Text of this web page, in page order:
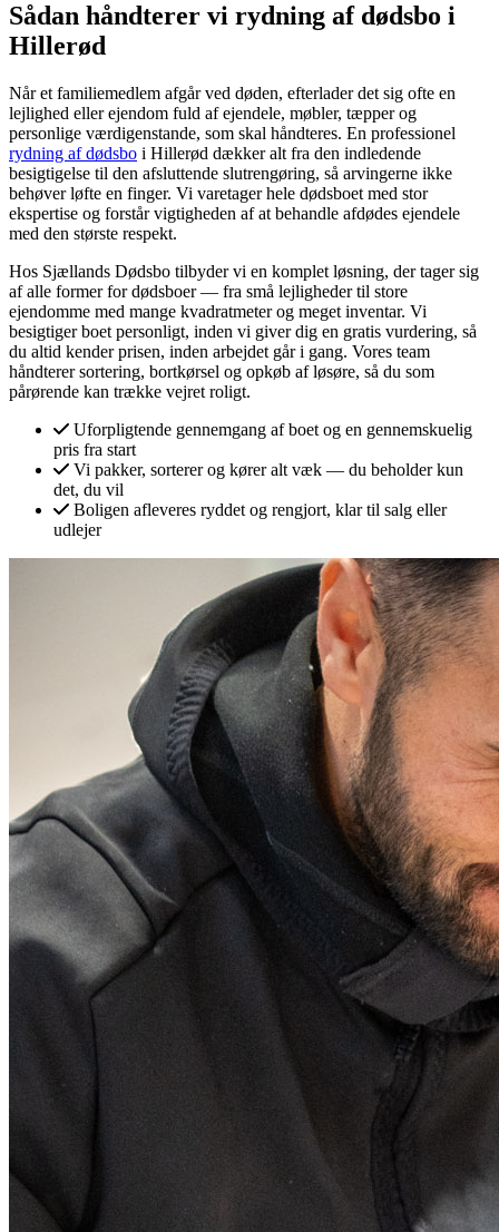
Sådan håndterer vi rydning af dødsbo i
Hillerød
Når et familiemedlem afgår ved døden, efterlader det sig ofte en
lejlighed eller ejendom fuld af ejendele, møbler, tæpper og
personlige værdigenstande, som skal håndteres. En professionel
rydning af dødsbo i Hillerød dækker alt fra den indledende
besigtigelse til den afsluttende slutrengøring, så arvingerne ikke
behøver løfte en finger. Vi varetager hele dødsboet med stor
ekspertise og forstår vigtigheden af at behandle afdødes ejendele
med den største respekt.
Hos Sjællands Dødsbo tilbyder vi en komplet løsning, der tager sig
af alle former for dødsboer — fra små lejligheder til store
ejendomme med mange kvadratmeter og meget inventar. Vi
besigtiger boet personligt, inden vi giver dig en gratis vurdering, så
du altid kender prisen, inden arbejdet går i gang. Vores team
håndterer sortering, bortkørsel og opkøb af løsøre, så du som
pårørende kan trække vejret roligt.
Uforpligtende gennemgang af boet og en gennemskuelig
pris fra start
Vi pakker, sorterer og kører alt væk — du beholder kun
det, du vil
Boligen afleveres ryddet og rengjort, klar til salg eller
udlejer